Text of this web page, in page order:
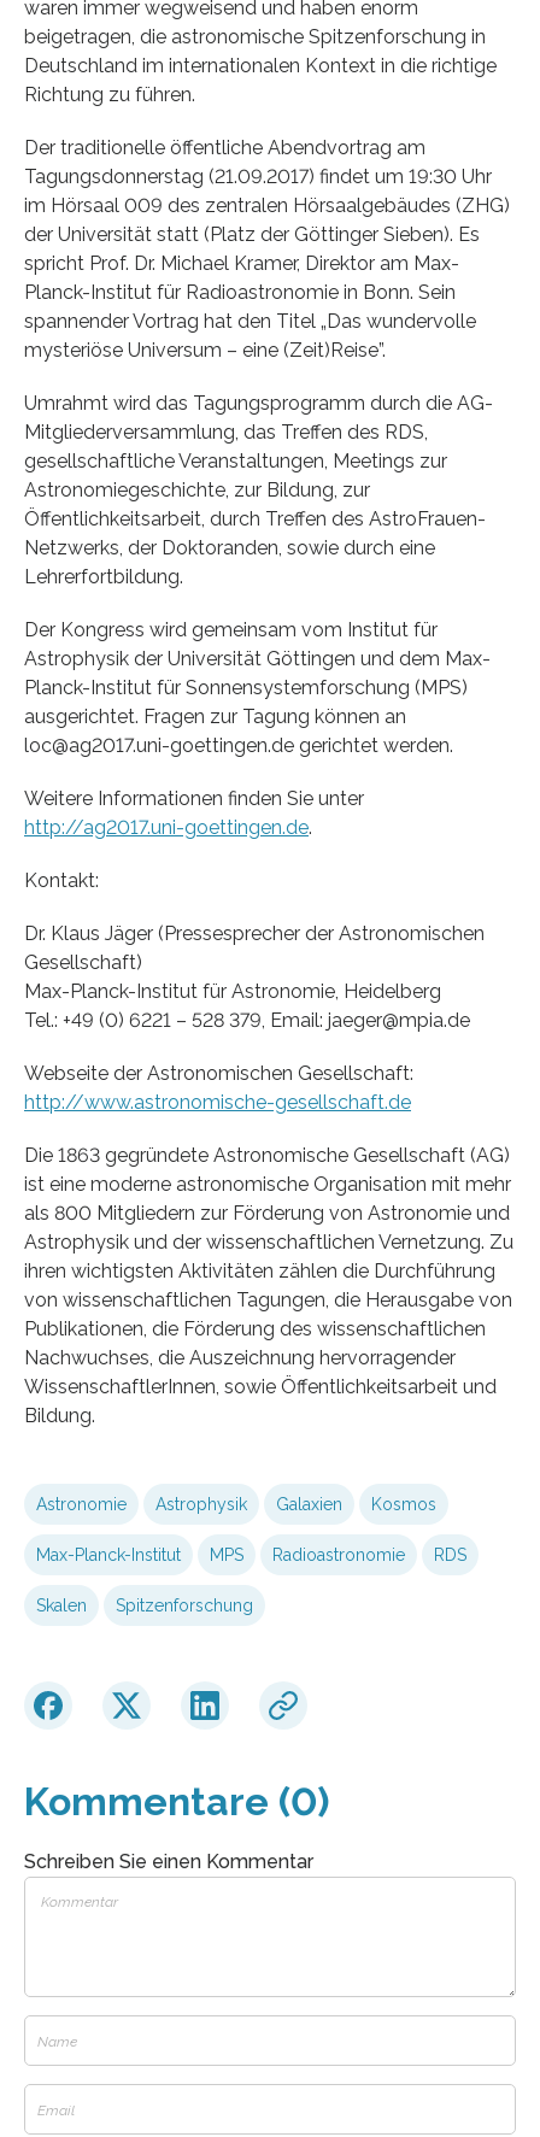
waren immer wegweisend und haben enorm
beigetragen, die astronomische Spitzenforschung in
Deutschland im internationalen Kontext in die richtige
Richtung zu führen.
Der traditionelle öffentliche Abendvortrag am
Tagungsdonnerstag (21.09.2017) findet um 19:30 Uhr
im Hörsaal 009 des zentralen Hörsaalgebäudes (ZHG)
der Universität statt (Platz der Göttinger Sieben). Es
spricht Prof. Dr. Michael Kramer, Direktor am Max-
Planck-Institut für Radioastronomie in Bonn. Sein
spannender Vortrag hat den Titel „Das wundervolle
mysteriöse Universum – eine (Zeit)Reise”.
Umrahmt wird das Tagungsprogramm durch die AG-
Mitgliederversammlung, das Treffen des RDS,
gesellschaftliche Veranstaltungen, Meetings zur
Astronomiegeschichte, zur Bildung, zur
Öffentlichkeitsarbeit, durch Treffen des Astro­Frauen­
Netzwerks, der Doktoranden, sowie durch eine
Lehrerfortbildung.
Der Kongress wird gemeinsam vom Institut für
Astrophysik der Universität Göttingen und dem Max-
Planck-Institut für Sonnensystemforschung (MPS)
ausgerichtet. Fragen zur Tagung können an
loc@ag2017.uni-goettingen.de gerichtet werden.
Weitere Informationen finden Sie unter
http://ag2017.uni-goettingen.de.
Kontakt:
Dr. Klaus Jäger (Pressesprecher der Astronomischen
Gesellschaft)
Max-Planck-Institut für Astronomie, Heidelberg
Tel.: +49 (0) 6221 – 528 379, Email: jaeger@mpia.de
Webseite der Astronomischen Gesellschaft:
http://www.astronomische-gesellschaft.de
Die 1863 gegründete Astronomische Gesellschaft (AG)
ist eine moderne astronomische Organisation mit mehr
als 800 Mitgliedern zur Förderung von Astronomie und
Astrophysik und der wissenschaftlichen Vernetzung. Zu
ihren wichtigsten Aktivitäten zählen die Durchführung
von wissenschaftlichen Tagungen, die Herausgabe von
Publikationen, die Förderung des wissenschaftlichen
Nachwuchses, die Auszeichnung hervorragender
WissenschaftlerInnen, sowie Öffentlichkeitsarbeit und
Bildung.
Astronomie Astrophysik Galaxien Kosmos
Max-Planck-Institut MPS Radioastronomie RDS
Skalen Spitzenforschung
Kommentare (0)
Schreiben Sie einen Kommentar